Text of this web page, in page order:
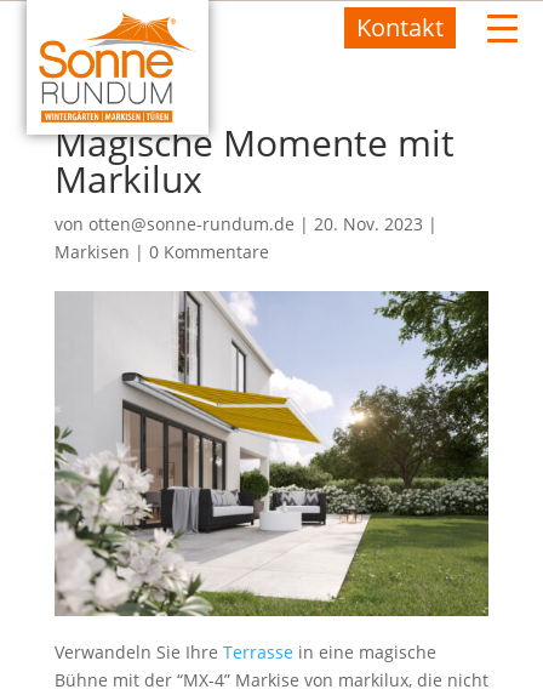
Kontakt
Magische Momente mit
Markilux
von otten@sonne-rundum.de | 20. Nov. 2023 |
Markisen | 0 Kommentare
Verwandeln Sie Ihre Terrasse in eine magische
Bühne mit der “MX-4” Markise von markilux, die nicht